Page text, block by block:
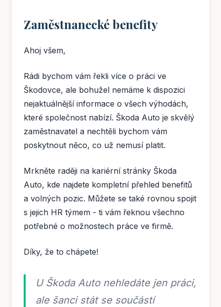
Zaměstnanecké benefity
Ahoj všem,
Rádi bychom vám řekli více o práci ve
Škodovce, ale bohužel nemáme k dispozici
nejaktuálnější informace o všech výhodách,
které společnost nabízí. Škoda Auto je skvělý
zaměstnavatel a nechtěli bychom vám
poskytnout něco, co už nemusí platit.
Mrkněte raději na kariérní stránky Škoda
Auto, kde najdete kompletní přehled benefitů
a volných pozic. Můžete se také rovnou spojit
s jejich HR týmem - ti vám řeknou všechno
potřebné o možnostech práce ve firmě.
Díky, že to chápete!
U Škoda Auto nehledáte jen práci,
ale šanci stát se součástí